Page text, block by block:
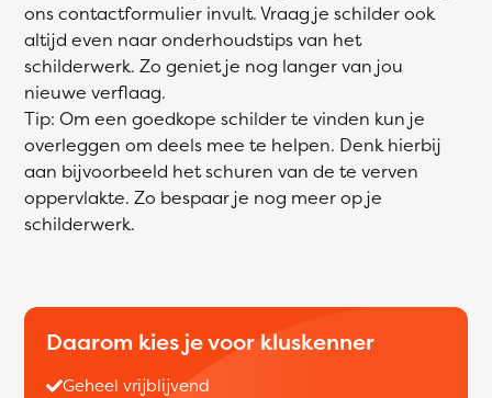
ons contactformulier invult. Vraag je schilder ook
altijd even naar onderhoudstips van het
schilderwerk. Zo geniet je nog langer van jou
nieuwe verflaag.
Tip: Om een goedkope schilder te vinden kun je
overleggen om deels mee te helpen. Denk hierbij
aan bijvoorbeeld het schuren van de te verven
oppervlakte. Zo bespaar je nog meer op je
schilderwerk.
Daarom kies je voor kluskenner
Geheel vrijblijvend